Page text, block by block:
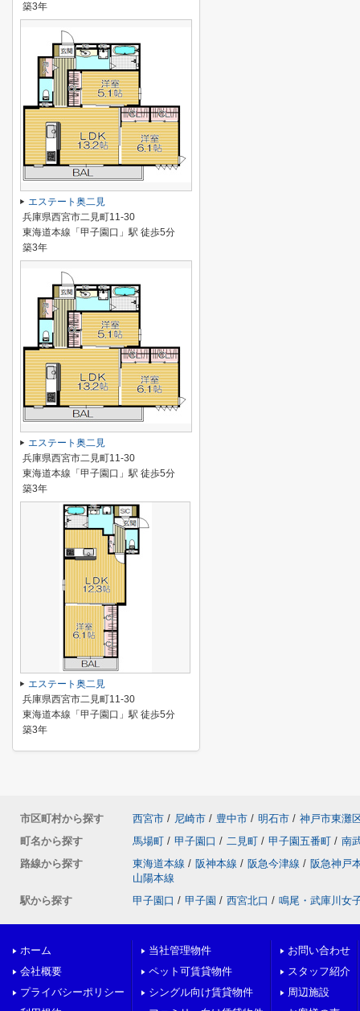
築3年
エステート奥二見
兵庫県西宮市二見町11-30
東海道本線「甲子園口」駅 徒歩5分
築3年
エステート奥二見
兵庫県西宮市二見町11-30
東海道本線「甲子園口」駅 徒歩5分
築3年
エステート奥二見
兵庫県西宮市二見町11-30
東海道本線「甲子園口」駅 徒歩5分
築3年
市区町村から探す 西宮市 / 尼崎市 / 豊中市 / 明石市 / 神戸市東灘
町名から探す
馬場町 / 甲子園口 / 二見町 / 甲子園五番町 / 南
路線から探す
東海道本線 / 阪神本線 / 阪急今津線 / 阪急神戸
山陽本線
駅から探す
甲子園口 / 甲子園 / 西宮北口 / 鳴尾・武庫川女
ホーム
会社概要
プライバシーポリシー
当社管理物件
ペット可賃貸物件
シングル向け賃貸物件
お問い合わせ
スタッフ紹介
周辺施設